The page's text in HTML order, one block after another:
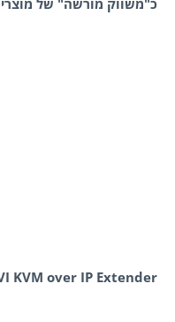
כ"משווק מורשה" של
KVM over IP Extender